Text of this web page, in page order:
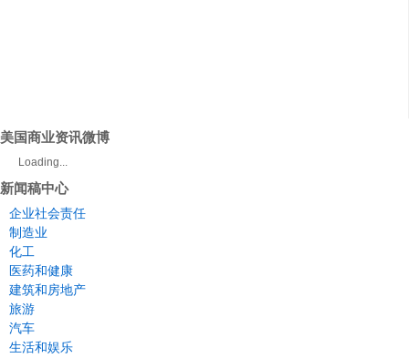
美国商业资讯微博
Loading...
新闻稿中心
企业社会责任
制造业
化工
医药和健康
建筑和房地产
旅游
汽车
生活和娱乐